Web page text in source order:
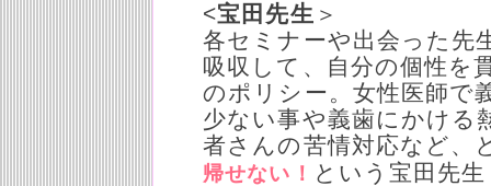
<宝田先生 ＞
各セミナーや出会った先
吸収して、自分の個性を
のポリシー。女性医師で
少ない事や義歯にかける
者さんの苦情対応など、
帰せない！ という宝田先